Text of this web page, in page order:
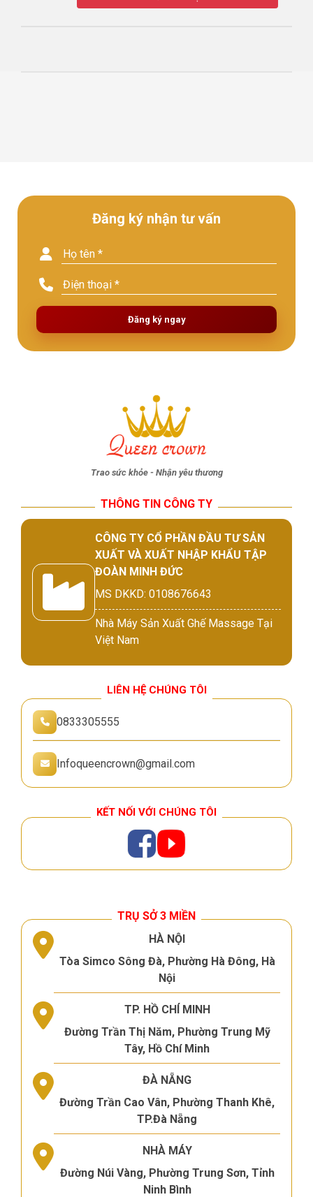
Đăng ký nhận tư vấn
Đăng ký ngay
Trao sức khỏe - Nhận yêu thương
THÔNG TIN CÔNG TY
CÔNG TY CỔ PHẦN ĐẦU TƯ SẢN
XUẤT VÀ XUẤT NHẬP KHẨU TẬP
ĐOÀN MINH ĐỨC
MS DKKD: 0108676643
Nhà Máy Sản Xuất Ghế Massage Tại
Việt Nam
LIÊN HỆ CHÚNG TÔI
0833305555
Infoqueencrown@gmail.com
KẾT NỐI VỚI CHÚNG TÔI
TRỤ SỞ 3 MIỀN
HÀ NỘI
Tòa Simco Sông Đà, Phường Hà Đông, Hà
Nội
TP. HỒ CHÍ MINH
Đường Trần Thị Năm, Phường Trung Mỹ
Tây, Hồ Chí Minh
ĐÀ NẴNG
Đường Trần Cao Vân, Phường Thanh Khê,
TP.Đà Nẵng
NHÀ MÁY
Đường Núi Vàng, Phường Trung Sơn, Tỉnh
Ninh Bình